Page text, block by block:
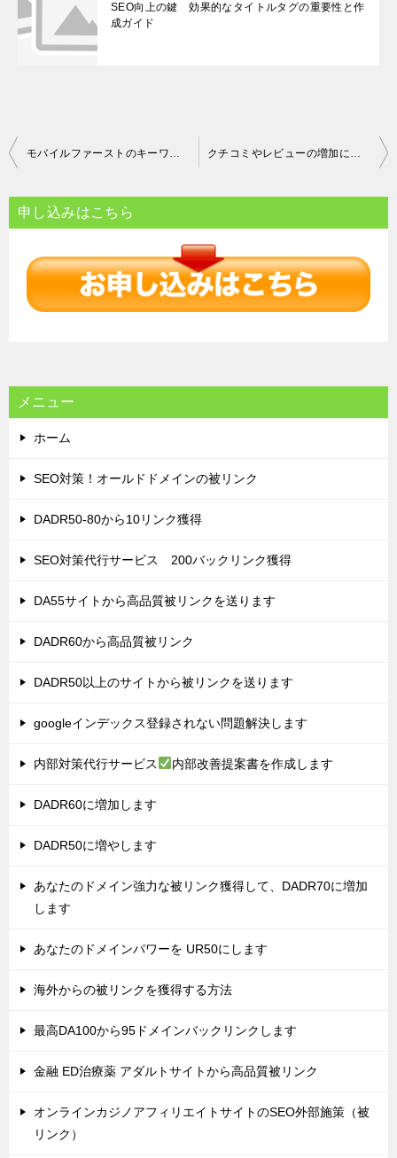
SEO向上の鍵 効果的なタイトルタグの重要性と作
成ガイド
投
ナ
モバイルファーストのキーワード：レスポンシブデザイン、モバイルフレンドリー、モバイルSEO、モバイル最適化 クチコミやレビューの増加による影響と信頼性の向上
申し込みはこちら
メニュー
ホーム
SEO対策！オールドドメインの被リンク
DADR50-80から10リンク獲得
SEO対策代行サービス 200バックリンク獲得
DA55サイトから高品質被リンクを送ります
DADR60から高品質被リンク
DADR50以上のサイトから被リンクを送ります
googleインデックス登録されない問題解決します
内部対策代行サービス 内部改善提案書を作成します
DADR60に増加します
DADR50に増やします
あなたのドメイン強力な被リンク獲得して、DADR70に増加
します
あなたのドメインパワーを UR50にします
海外からの被リンクを獲得する方法
最高DA100から95ドメインバックリンクします
金融 ED治療薬 アダルトサイトから高品質被リンク
オンラインカジノアフィリエイトサイトのSEO外部施策（被
リンク）